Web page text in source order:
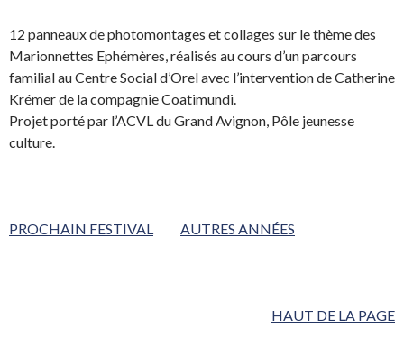
12 panneaux de photomontages et collages sur le thème des
Marionnettes Ephémères, réalisés au cours d’un parcours
familial au Centre Social d’Orel avec l’intervention de Catherine
Krémer de la compagnie Coatimundi.
Projet porté par l’ACVL du Grand Avignon, Pôle jeunesse
culture.
PROCHAIN FESTIVAL AUTRES ANNÉES
HAUT DE LA PAGE